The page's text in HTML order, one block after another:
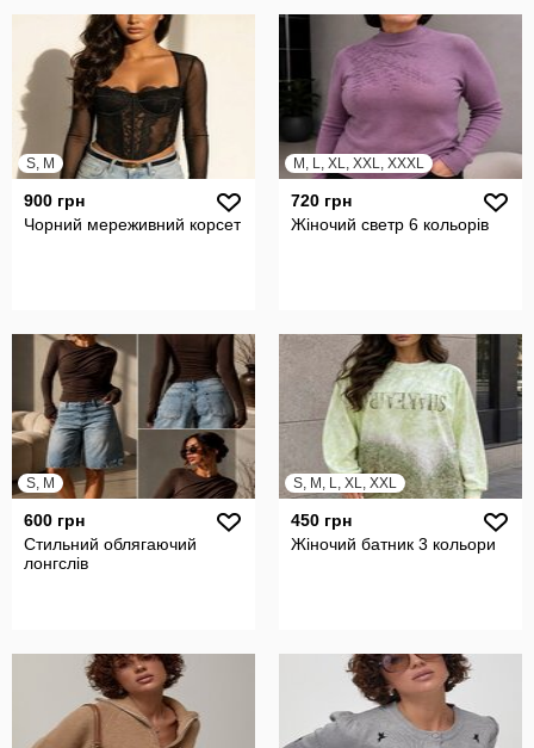
S, M
900 грн
Чорний мереживний корсет
M, L, XL, XXL, XXXL
720 грн
Жіночий светр 6 кольорів
S, M
600 грн
Стильний облягаючий
лонгслів
S, M, L, XL, XXL
450 грн
Жіночий батник 3 кольори